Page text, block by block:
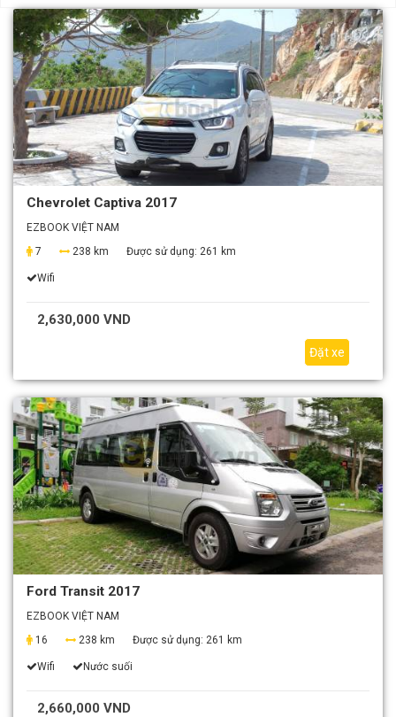
Chevrolet Captiva 2017
EZBOOK VIỆT NAM
7
238 km Được sử dụng: 261 km
Wifi
2,630,000 VND
Đặt xe
Ford Transit 2017
EZBOOK VIỆT NAM
16
238 km Được sử dụng: 261 km
Wifi Nước suối
2,660,000 VND